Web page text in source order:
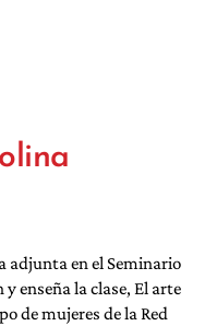
adjunta en el Seminario
enseña la clase, El arte
de mujeres de la Red